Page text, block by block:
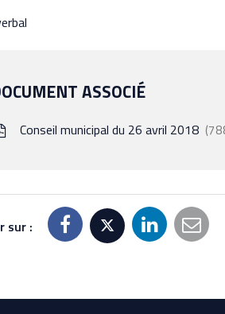
ASSOCIÉ
Conseil municipal du 26 avril 2018
sur :